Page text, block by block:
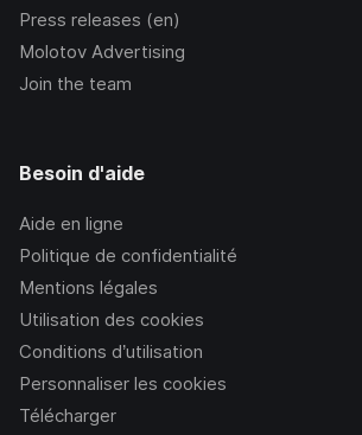
Press releases (en)
Molotov Advertising
Join the team
Besoin d'aide
Aide en ligne
Politique de confidentialité
Mentions légales
Utilisation des cookies
Conditions d’utilisation
Personnaliser les cookies
Télécharger